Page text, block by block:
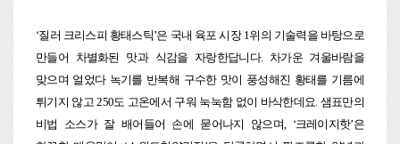
‘질러 크리스피 황태스틱’은 국내 육포 시장 1위의 기술력을 바탕으로
만들어 차별화된 맛과 식감을 자랑한답니다. 차가운 겨울바람을
맞으며 얼었다 녹기를 반복해 구수한 맛이 풍성해진 황태를 기름에
튀기지 않고 250도 고온에서 구워 눅눅함 없이 바삭한데요. 샘표만의
비법 소스가 잘 배어들어 손에 묻어나지 않으며, ‘크레이지핫’은